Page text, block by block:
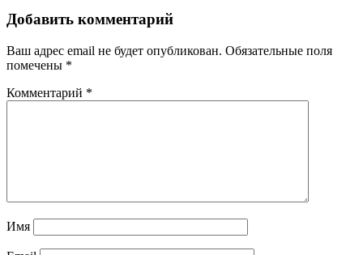
Добавить комментарий
Ваш адрес email не будет опубликован. Обязательные поля
помечены *
Комментарий *
Имя